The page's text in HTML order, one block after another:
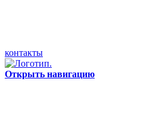
контакты
Открыть навигацию